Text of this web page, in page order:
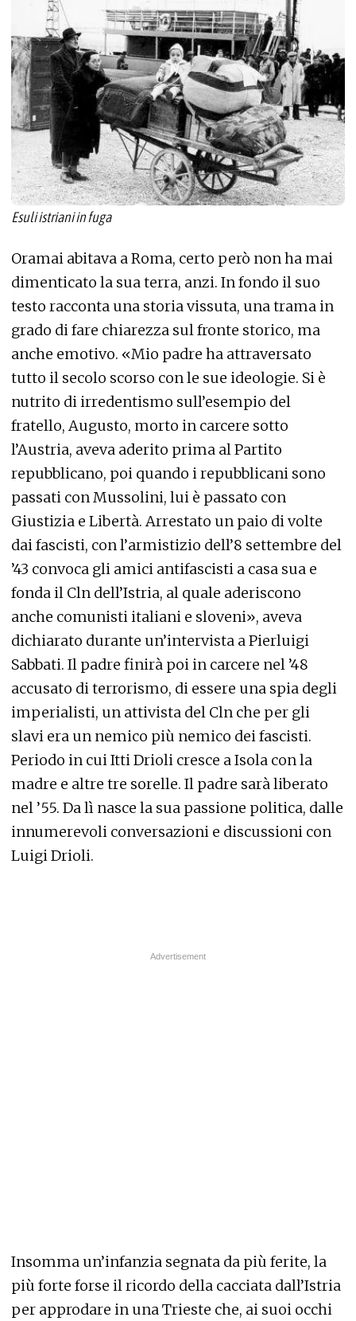
Esuli istriani in fuga
Oramai abitava a Roma, certo però non ha mai
dimenticato la sua terra, anzi. In fondo il suo
testo racconta una storia vissuta, una trama in
grado di fare chiarezza sul fronte storico, ma
anche emotivo. «Mio padre ha attraversato
tutto il secolo scorso con le sue ideologie. Si è
nutrito di irredentismo sull’esempio del
fratello, Augusto, morto in carcere sotto
l’Austria, aveva aderito prima al Partito
repubblicano, poi quando i repubblicani sono
passati con Mussolini, lui è passato con
Giustizia e Libertà. Arrestato un paio di volte
dai fascisti, con l’armistizio dell’8 settembre del
’43 convoca gli amici antifascisti a casa sua e
fonda il Cln dell’Istria, al quale aderiscono
anche comunisti italiani e sloveni», aveva
dichiarato durante un’intervista a Pierluigi
Sabbati. Il padre finirà poi in carcere nel ’48
accusato di terrorismo, di essere una spia degli
imperialisti, un attivista del Cln che per gli
slavi era un nemico più nemico dei fascisti.
Periodo in cui Itti Drioli cresce a Isola con la
madre e altre tre sorelle. Il padre sarà liberato
nel ’55. Da lì nasce la sua passione politica, dalle
innumerevoli conversazioni e discussioni con
Luigi Drioli.
Insomma un’infanzia segnata da più ferite, la
più forte forse il ricordo della cacciata dall’Istria
per approdare in una Trieste che, ai suoi occhi